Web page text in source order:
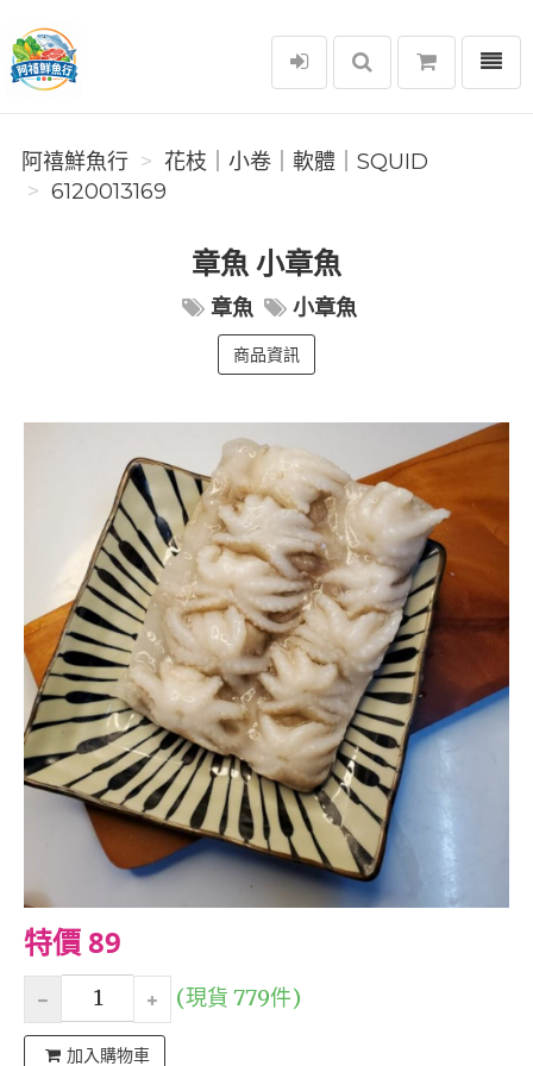
阿禧鮮魚行
選單
阿禧鮮魚行
️花枝｜小卷｜軟體｜SQUID
6120013169
章魚 小章魚
章魚 小章魚
商品資訊
特價 89
(現貨 779件)
加入購物車